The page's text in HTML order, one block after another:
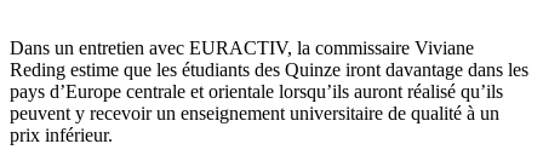
Dans un entretien avec EURACTIV, la commissaire Viviane
Reding estime que les étudiants des Quinze iront davantage dans les
pays d’Europe centrale et orientale lorsqu’ils auront réalisé qu’ils
peuvent y recevoir un enseignement universitaire de qualité à un
prix inférieur.